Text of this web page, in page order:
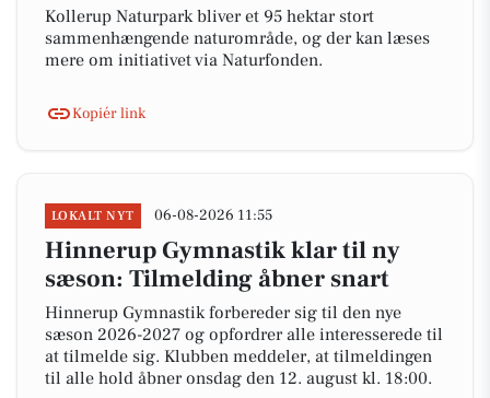
Kollerup Naturpark bliver et 95 hektar stort
sammenhængende naturområde, og der kan læses
mere om initiativet via Naturfonden.
Kopiér link
LOKALT NYT 06-08-2026 11:55
Hinnerup Gymnastik klar til ny
sæson: Tilmelding åbner snart
Hinnerup Gymnastik forbereder sig til den nye
sæson 2026-2027 og opfordrer alle interesserede til
at tilmelde sig. Klubben meddeler, at tilmeldingen
til alle hold åbner onsdag den 12. august kl. 18:00.